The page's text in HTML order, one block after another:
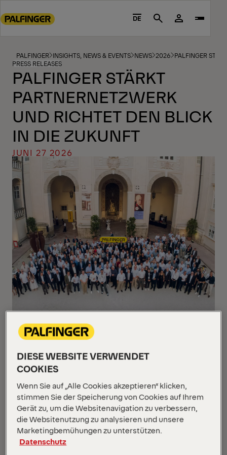
to
footer
content
DE Search
PALFINGER INSIGHTS, NEWS & EVENTS NEWS 2026 PALFINGER
PRESS RELEASES
PALFINGER STÄRKT
PARTNERNETZWERK
UND RICHTET DEN BLICK
IN DIE ZUKUNFT
JUNI 27 2026
↗ Zusammenarbeit ist die Basis für den
Mit der EMEA Sales and Service Conference 2026
hat PALFINGER in der vergangenen Woche in
Salzburg zentrale Impulse für die weitere
strategische Ausrichtung gesetzt und
den Schulterschluss im internationalen
Partnernetzwerk gestärkt. Die Veranstaltung
DIESE WEBSITE VERWENDET
COOKIES
Wenn Sie auf „Alle Cookies akzeptieren“ klicken,
stimmen Sie der Speicherung von Cookies auf Ihrem
Gerät zu, um die Websitenavigation zu verbessern,
die Websitenutzung zu analysieren und unsere
Marketingbemühungen zu unterstützen.
Datenschutz